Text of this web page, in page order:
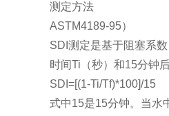
测定方法
ASTM4189-95）
SDI测定是基于阻塞系
时间Ti（秒）和15分钟
SDI=[(1-Ti/Tf)*100]/15
式中15是15分钟。当水